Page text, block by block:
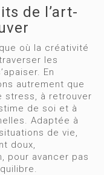
de l’art-
où la créativité
les
En
autrement que
stress, à retrouver
de soi et à
Adaptée à
de vie,
doux,
pour avancer pas